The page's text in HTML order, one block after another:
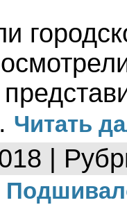
Читать
|